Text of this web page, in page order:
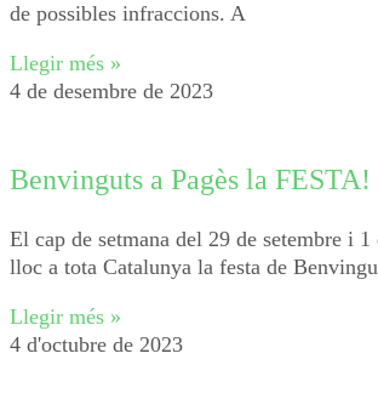
de possibles infraccions. A
Llegir més »
4 de desembre de 2023
Benvinguts a Pagès la FESTA!
El cap de setmana del 29 de setembre i
lloc a tota Catalunya la festa de
Llegir més »
4 d'octubre de 2023